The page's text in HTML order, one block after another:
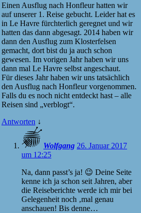
Einen Ausflug nach Honfleur hatten wir
auf unserer 1. Reise gebucht. Leider hat es
in Le Havre fürchterlich geregnet und wir
hatten das dann abgesagt. 2014 haben wir
dann den Ausflug zum Klosterfelsen
gemacht, dort bist du ja auch schon
gewesen. Im vorigen Jahr haben wir uns
dann mal Le Havre selbst angeschaut.
Für dieses Jahr haben wir uns tatsächlich
den Ausflug nach Honfleur vorgenommen.
Falls du es noch nicht entdeckt hast – alle
Reisen sind „verblogt“.
Antworten ↓
Wolfgang 26. Januar 2017
um 12:25
Na, dann passt’s ja! 😉 Deine Seite
kenne ich ja schon seit Jahren, aber
die Reiseberichte werde ich mir bei
Gelegenheit noch ‚mal genau
anschauen! Bis denne…